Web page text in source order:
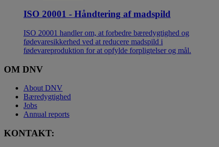
ISO 20001 - Håndtering af madspild
ISO 20001 handler om, at forbedre bæredygtighed og
fødevaresikkerhed ved at reducere madspild i
fødevareproduktion for at opfylde forpligtelser og mål.
OM DNV
About DNV
Bæredygtighed
Jobs
Annual reports
KONTAKT: